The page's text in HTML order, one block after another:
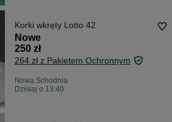
Korki wkręty Lotto 42
Nowe
250 zł
264 zł z Pakietem Ochronnym
Nowa Schodnia
Dzisiaj o 13:40